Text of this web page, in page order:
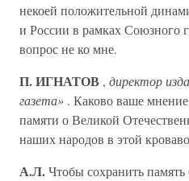
некоей положительной
и России в рамках Союзного
вопрос не ко мне.
П. ИГНАТОВ , директор
газета» . Каково ваше
памяти о Великой
наших народов в этой
А.Л.Чтобы сохранить